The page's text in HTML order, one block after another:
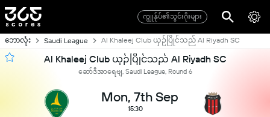
ကျွုန်ုပ်၏သွင်းဂိုးများ
ဘောလုံး Saudi League Al Khaleej Club ယှဉ်ပြိုင်သည် Al Riyadh SC
Al Khaleej Club ယှဉ်ပြိုင်သည် Al Riyadh SC
ဆော်ဒီအာရေဗျ, Saudi League, Round 6
Mon, 7th Sep
15:30